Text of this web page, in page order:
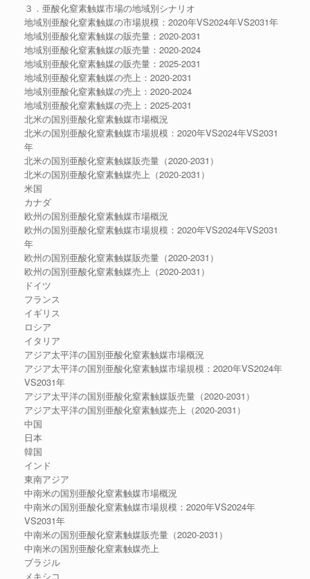
３．亜酸化窒素触媒市場の地域別シナリオ
地域別亜酸化窒素触媒の市場規模：2020年VS2024年VS2031年
地域別亜酸化窒素触媒の販売量：2020-2031
地域別亜酸化窒素触媒の販売量：2020-2024
地域別亜酸化窒素触媒の販売量：2025-2031
地域別亜酸化窒素触媒の売上：2020-2031
地域別亜酸化窒素触媒の売上：2020-2024
地域別亜酸化窒素触媒の売上：2025-2031
北米の国別亜酸化窒素触媒市場概況
北米の国別亜酸化窒素触媒市場規模：2020年VS2024年VS2031
年
北米の国別亜酸化窒素触媒販売量（2020-2031）
北米の国別亜酸化窒素触媒売上（2020-2031）
米国
カナダ
欧州の国別亜酸化窒素触媒市場概況
欧州の国別亜酸化窒素触媒市場規模：2020年VS2024年VS2031
年
欧州の国別亜酸化窒素触媒販売量（2020-2031）
欧州の国別亜酸化窒素触媒売上（2020-2031）
ドイツ
フランス
イギリス
ロシア
イタリア
アジア太平洋の国別亜酸化窒素触媒市場概況
アジア太平洋の国別亜酸化窒素触媒市場規模：2020年VS2024年
VS2031年
アジア太平洋の国別亜酸化窒素触媒販売量（2020-2031）
アジア太平洋の国別亜酸化窒素触媒売上（2020-2031）
中国
日本
韓国
インド
東南アジア
中南米の国別亜酸化窒素触媒市場概況
中南米の国別亜酸化窒素触媒市場規模：2020年VS2024年
VS2031年
中南米の国別亜酸化窒素触媒販売量（2020-2031）
中南米の国別亜酸化窒素触媒売上
ブラジル
メキシコ